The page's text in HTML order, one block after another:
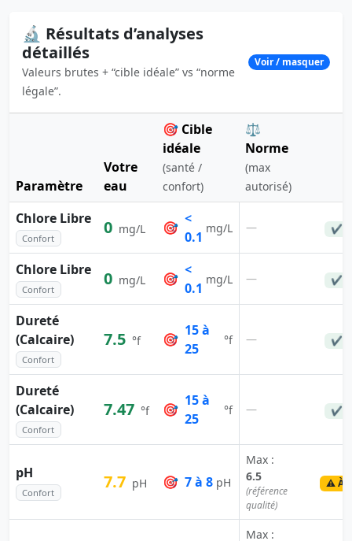
🔬 Résultats d’analyses
détaillés
Valeurs brutes + “cible idéale” vs “norme
légale”.
Voir / masquer
Paramètre
Votre
eau
🎯 Cible
idéale
(santé /
confort)
⚖️
Norme
(max
autorisé)
Chlore Libre
Confort
0 mg/L 🎯
<
0.1
mg/L — ✔
Chlore Libre
Confort
0 mg/L 🎯
<
0.1
mg/L — ✔
Dureté
(Calcaire)
Confort
7.5 °f 🎯
15 à
25
°f — ✔
Dureté
(Calcaire)
Confort
7.47 °f 🎯
15 à
25
°f — ✔
pH
Confort
7.7 pH 🎯 7 à 8 pH
Max :
6.5
(référence
qualité)
⚠️ À
Max :